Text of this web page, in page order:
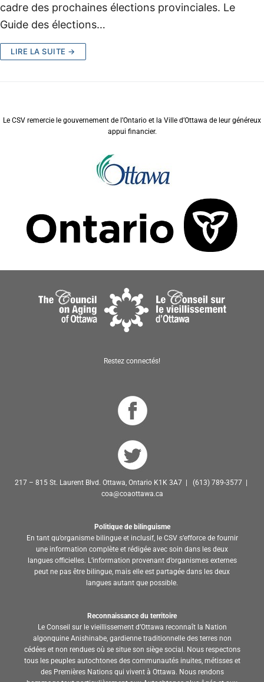
cadre des prochaines élections provinciales. Le
Guide des élections…
LIRE LA SUITE →
Le CSV remercie le gouvernement de l’Ontario et la Ville d’Ottawa de leur généreux
appui financier.
Restez connectés!
217 – 815 St. Laurent Blvd. Ottawa, Ontario K1K 3A7 | (613) 789-3577 |
coa@coaottawa.ca
Politique de bilinguisme
En tant qu’organisme bilingue et inclusif, le CSV s’efforce de fournir
une information complète et rédigée avec soin dans les deux
langues officielles. L’information provenant d’organismes externes
peut ne pas être bilingue, mais elle est partagée dans les deux
langues autant que possible.
Reconnaissance du territoire
Le Conseil sur le vieillissement d’Ottawa reconnaît la Nation
algonquine Anishinabe, gardienne traditionnelle des terres non
cédées et non rendues où se situe son siège social. Nous respectons
tous les peuples autochtones des communautés inuites, métisses et
des Premières Nations qui vivent à Ottawa. Nous rendons